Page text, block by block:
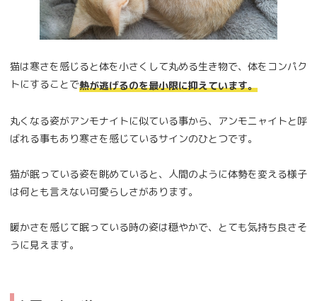
猫は寒さを感じると体を小さくして丸める生き物で、体をコンパク
トにすることで熱が逃げるのを最小限に抑えています。
丸くなる姿がアンモナイトに似ている事から、アンモニャイトと呼
ばれる事もあり寒さを感じているサインのひとつです。
猫が眠っている姿を眺めていると、人間のように体勢を変える様子
は何とも言えない可愛らしさがあります。
暖かさを感じて眠っている時の姿は穏やかで、とても気持ち良さそ
うに見えます。